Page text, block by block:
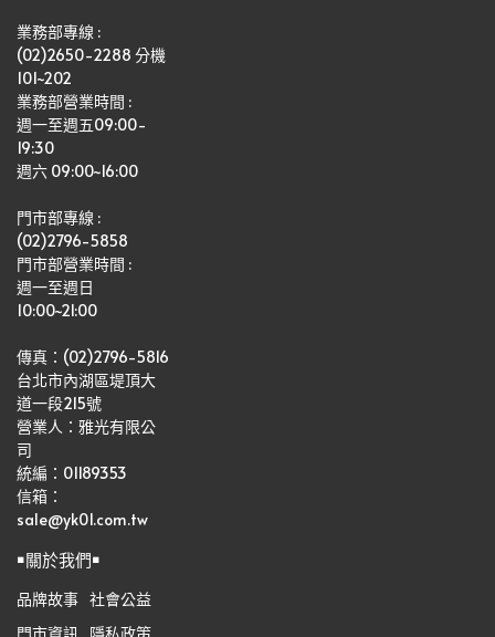
業務部專線 :
(02)2650-2288 分機
101~202
業務部營業時間 :
週一至週五09:00-
19:30
週六 09:00~16:00
門市部專線 :
(02)2796-5858
門市部營業時間 :
週一至週日
10:00~21:00
傳真：(02)2796-5816
台北市內湖區堤頂大
道一段215號
營業人：雅光有限公
司
統編：01189353
信箱：
sale@yk01.com.tw
￭關於我們￭
品牌故事 社會公益